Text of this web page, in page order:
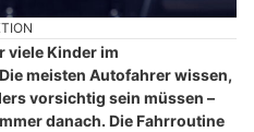
viele Kinder im
meisten Autofahrer wissen,
vorsichtig sein müssen –
danach. Die Fahrroutine